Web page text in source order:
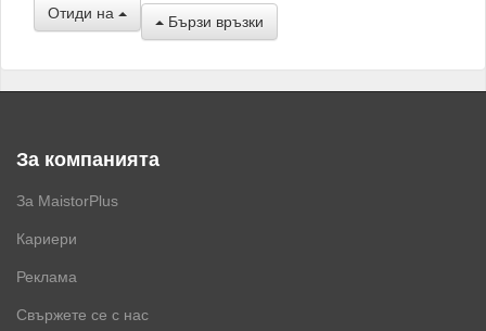
Отиди на
Бързи връзки
За компанията
За MaistorPlus
Кариери
Реклама
Свържете се с нас